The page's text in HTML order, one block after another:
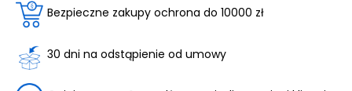
Bezpieczne zakupy ochrona do 10000 zł
30 dni na odstąpienie od umowy